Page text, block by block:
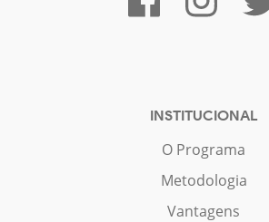
INSTITUCIONAL
O Programa
Metodologia
Vantagens